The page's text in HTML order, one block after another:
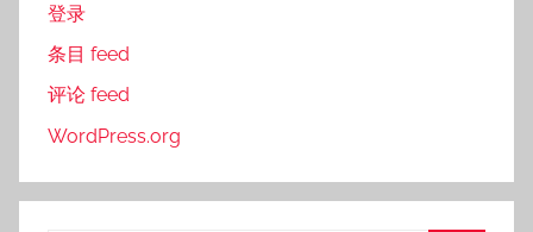
登录
条目 feed
评论 feed
WordPress.org